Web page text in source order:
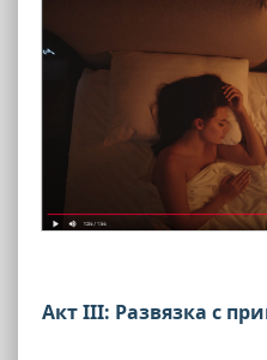
Акт III: Развязка с